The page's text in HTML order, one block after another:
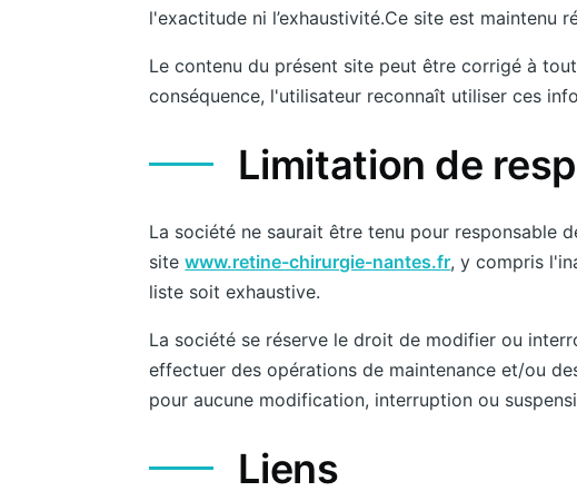
l'exactitude ni l’exhaustivité.Ce site est maintenu
Le contenu du présent site peut être corrigé à
conséquence, l'utilisateur reconnaît utiliser ces
Limitation de
La société ne saurait être tenu pour responsable
sitewww.retine-chirurgie-nantes.fr, y compris
liste soit exhaustive.
La société se réserve le droit de modifier ou
effectuer des opérations de maintenance et/ou
pour aucune modification, interruption ou
Liens